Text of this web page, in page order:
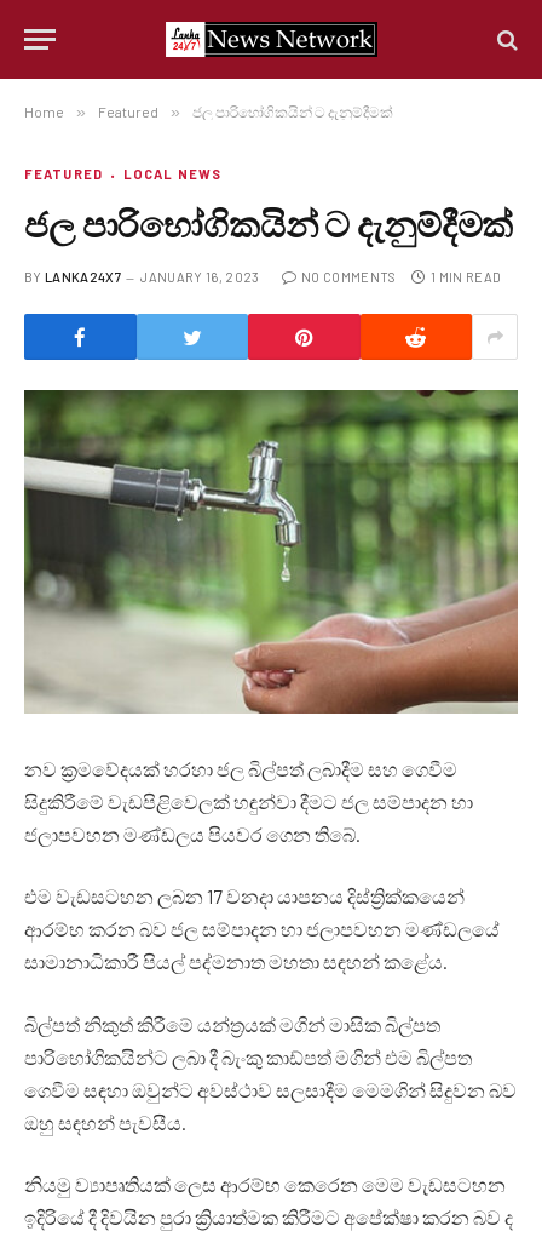
Home » Featured » ජල පාරිභෝගිකයින් ට දැනුම්දීමක්
FEATURED LOCAL NEWS
ජල පාරිභෝගිකයින් ට දැනුම්දීමක්
BY LANKA24X7 JANUARY 16, 2023 NO COMMENTS 1 MIN READ
නව ක්‍රමවේදයක් හරහා ජල බිල්පත් ලබාදීම සහ ගෙවීම
සිදුකිරීමේ වැඩපිළිවෙලක් හඳුන්වා දීමට ජල සම්පාදන හා
ජලාපවහන මණ්ඩලය පියවර ගෙන තිබේ.
එම වැඩසටහන ලබන 17 වනදා යාපනය දිස්ත්‍රික්කයෙන්
ආරම්භ කරන බව ජල සම්පාදන හා ජලාපවහන මණ්ඩලයේ
සාමානාධිකාරී පියල් පද්මනාත මහතා සඳහන් කළේය.
බිල්පත් නිකුත් කිරීමේ යන්ත්‍රයක් මගින් මාසික බිල්පත
පාරිභෝගිකයින්ට ලබා දී බැංකු කාඩ්පත් මගින් එම බිල්පත
ගෙවීම සඳහා ඔවුන්ට අවස්ථාව සලසාදීම මෙමගින් සිදුවන බව
ඔහු සඳහන් පැවසීය.
නියමු ව්‍යාපෘතියක් ලෙස ආරම්භ කෙරෙන මෙම වැඩසටහන
ඉදිරියේ දී දිවයින පුරා ක්‍රියාත්මක කිරීමට අපේක්ෂා කරන බව ද